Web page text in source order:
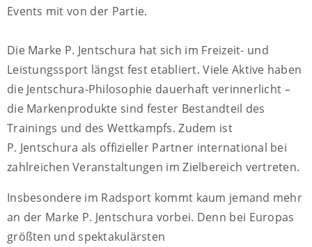
Events mit von der Partie.
Die Marke P. Jentschura hat sich im Freizeit- und
Leistungssport längst fest etabliert. Viele Aktive haben
die Jentschura-Philosophie dauerhaft verinnerlicht –
die Markenprodukte sind fester Bestandteil des
Trainings und des Wettkampfs. Zudem ist
P. Jentschura als offizieller Partner international bei
zahlreichen Veranstaltungen im Zielbereich vertreten.
Insbesondere im Radsport kommt kaum jemand mehr
an der Marke P. Jentschura vorbei. Denn bei Europas
größten und spektakulärsten